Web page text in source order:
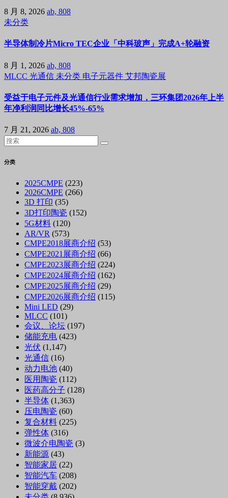
8 月 8, 2026 ab, 808
未分类
半导体制冷片Micro TEC企业「中科玻声」完成A+轮融资
8 月 1, 2026 ab, 808
MLCC 光通信 未分类 电子元器件 艾邦陶瓷展
受益于电子元件及光通信行业需求增加，三环集团2026年上半
年净利润同比增长45%-65%
7 月 21, 2026 ab, 808
分类
2025CMPE (223)
2026CMPE (266)
3D 打印 (35)
3D打印陶瓷 (152)
5G材料 (120)
AR/VR (573)
CMPE2018展商介绍 (53)
CMPE2021展商介绍 (66)
CMPE2023展商介绍 (224)
CMPE2024展商介绍 (162)
CMPE2025展商介绍 (29)
CMPE2026展商介绍 (115)
Mini LED (29)
MLCC (101)
会议、论坛 (197)
储能充电 (423)
光伏 (1,147)
光通信 (16)
动力电池 (40)
医用陶瓷 (112)
医药高分子 (128)
半导体 (1,363)
压电陶瓷 (60)
复合材料 (225)
弹性体 (316)
微波介电陶瓷 (3)
新能源 (43)
智能家居 (22)
智能汽车 (208)
智能穿戴 (202)